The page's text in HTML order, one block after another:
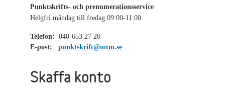
Punktskrifts- och prenumerationsservice
Helgfri måndag till fredag 09:00-11:00
Telefon: 040-653 27 20
E-post:
punktskrift@mtm.se
Skaffa konto